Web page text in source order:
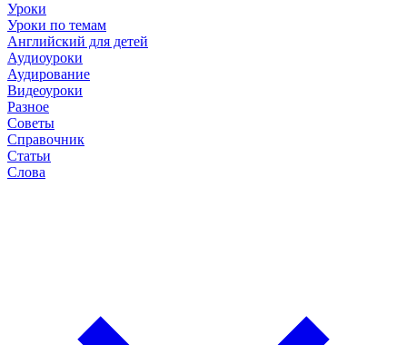
Уроки
Уроки по темам
Английский для детей
Аудиоуроки
Аудирование
Видеоуроки
Разное
Советы
Справочник
Статьи
Слова